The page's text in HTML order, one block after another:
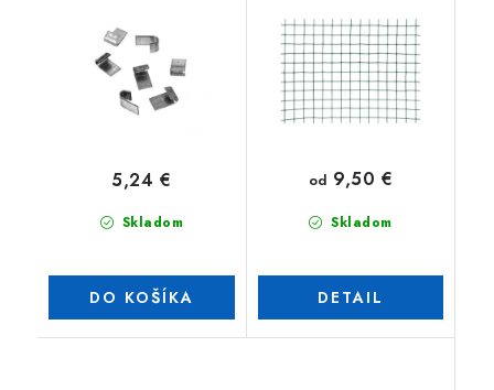
Skladom
5,24 €
DO KOŠÍKA
Skladom
od 9,50 €
DETAIL